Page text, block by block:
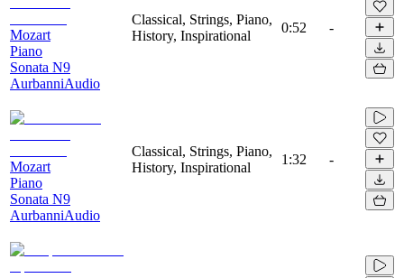
Mozart
Piano
Sonata N9
AurbanniAudio
Classical, Strings, Piano,
History, Inspirational
0:52 -
Mozart
Piano
Sonata N9
AurbanniAudio
Classical, Strings, Piano,
History, Inspirational
1:32 -